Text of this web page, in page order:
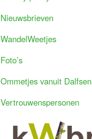
Nieuwsbrieven
WandelWeetjes
Foto’s
Ommetjes vanuit Dalfsen
Vertrouwenspersonen